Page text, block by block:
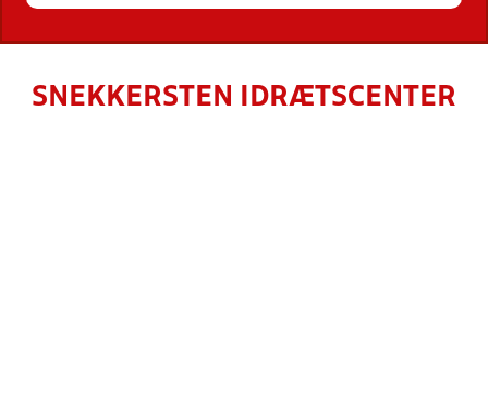
SNEKKERSTEN IDRÆTSCENTER